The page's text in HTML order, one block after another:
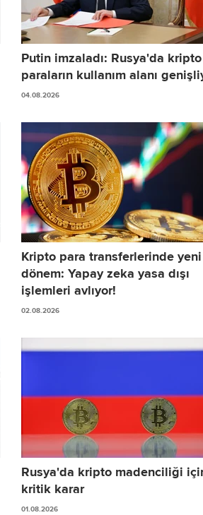
Putin imzaladı: Rusya'da kripto
paraların kullanım alanı
04.08.2026
Kripto para transferlerinde yeni
dönem: Yapay zeka yasa dışı
işlemleri avlıyor!
02.08.2026
Rusya'da kripto madenciliği
kritik karar
01.08.2026